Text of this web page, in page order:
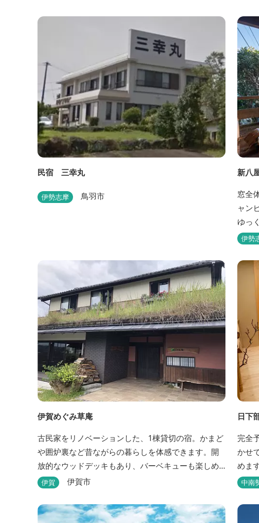
民宿 三幸丸
伊勢志摩 鳥羽市
新八
窓全
ャン
ゆっ
露天
上げ
りに
伊勢
伊賀めぐみ草庵
古民家をリノベーションした、1棟貸切の宿。かまど
や囲炉裏など昔ながらの暮らしを体感できます。開
放的なウッドデッキもあり、バーベキューも楽しめ
ます。
伊賀 伊賀市
日下
完全
かせ
めま
中南